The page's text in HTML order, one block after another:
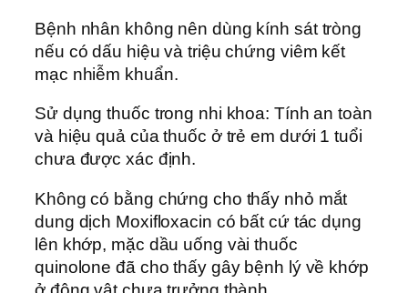
Bệnh nhân không nên dùng kính sát tròng
nếu có dấu hiệu và triệu chứng viêm kết
mạc nhiễm khuẩn.
Sử dụng thuốc trong nhi khoa: Tính an toàn
và hiệu quả của thuốc ở trẻ em dưới 1 tuổi
chưa được xác định.
Không có bằng chứng cho thấy nhỏ mắt
dung dịch Moxifloxacin có bất cứ tác dụng
lên khớp, mặc dầu uống vài thuốc
quinolone đã cho thấy gây bệnh lý về khớp